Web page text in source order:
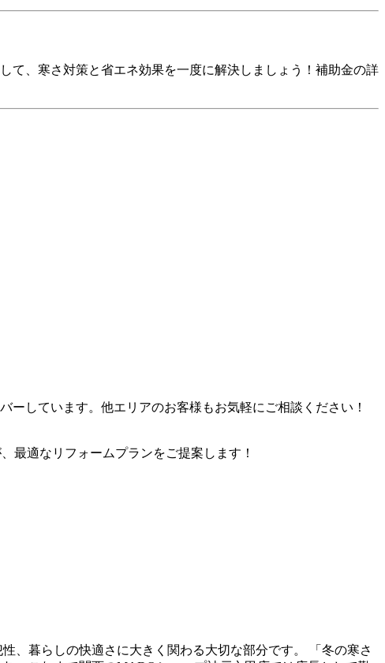
て、寒さ対策と省エネ効果を一度に解決しましょう！補助金の詳
しています。他エリアのお客様もお気軽にご相談ください！
最適なリフォームプランをご提案します！
、暮らしの快適さに大きく関わる大切な部分です。 「冬の寒さ